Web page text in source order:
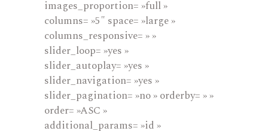
images_proportion= »full »
columns= »5″ space= »large »
columns_responsive= » »
slider_loop= »yes »
slider_autoplay= »yes »
slider_navigation= »yes »
slider_pagination= »no » orderby= » »
order= »ASC »
additional_params= »id »